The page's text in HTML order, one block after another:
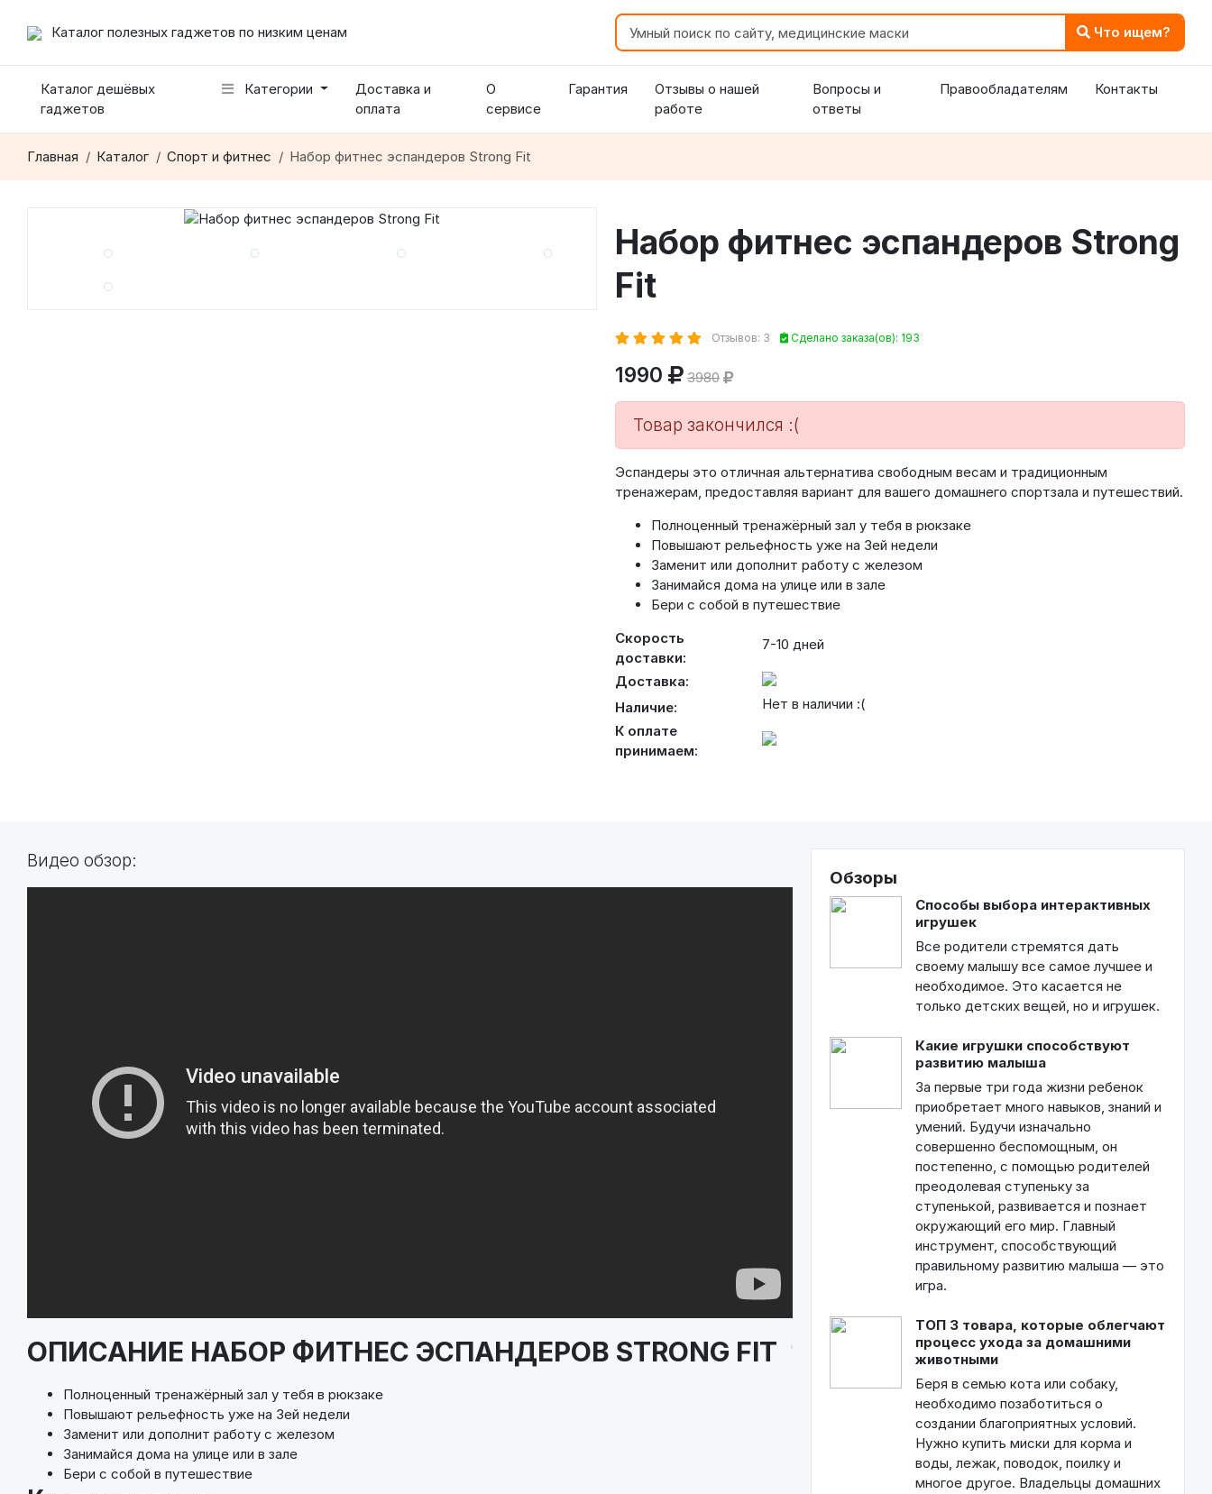
Каталог полезных гаджетов по низким ценам Что ищем?
Каталог дешёвых
гаджетов
Категории
Доставка и
оплата
О
сервисе
Гарантия
Отзывы о нашей
работе
Вопросы и
ответы
Правообладателям Контакты
Главная Каталог Спорт и фитнес Набор фитнес эспандеров Strong Fit
Набор фитнес эспандеров Strong
Fit
Отзывов: 3 Сделано заказа(ов): 193
1990 3980
Товар закончился :(
Эспандеры это отличная альтернатива свободным весам и традиционным
тренажерам, предоставляя вариант для вашего домашнего спортзала и путешествий.
Полноценный тренажёрный зал у тебя в рюкзаке
Повышают рельефность уже на 3ей недели
Заменит или дополнит работу с железом
Занимайся дома на улице или в зале
Бери с собой в путешествие
Скорость
доставки:
7-10 дней
Доставка:
Наличие:
Нет в наличии :(
К оплате
принимаем:
Видео обзор:
ОПИСАНИЕ НАБОР ФИТНЕС ЭСПАНДЕРОВ STRONG FIT
Полноценный тренажёрный зал у тебя в рюкзаке
Повышают рельефность уже на 3ей недели
Заменит или дополнит работу с железом
Занимайся дома на улице или в зале
Бери с собой в путешествие
Обзоры
Способы выбора интерактивных
игрушек
Все родители стремятся дать
своему малышу все самое лучшее и
необходимое. Это касается не
только детских вещей, но и игрушек.
Какие игрушки способствуют
развитию малыша
За первые три года жизни ребенок
приобретает много навыков, знаний и
умений. Будучи изначально
совершенно беспомощным, он
постепенно, с помощью родителей
преодолевая ступеньку за
ступенькой, развивается и познает
окружающий его мир. Главный
инструмент, способствующий
правильному развитию малыша — это
игра.
ТОП 3 товара, которые облегчают
процесс ухода за домашними
животными
Беря в семью кота или собаку,
необходимо позаботиться о
создании благоприятных условий.
Нужно купить миски для корма и
воды, лежак, поводок, поилку и
многое другое. Владельцы домашних